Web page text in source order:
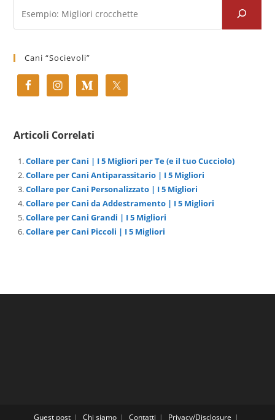
Cani “Socievoli”
Articoli Correlati
Collare per Cani | I 5 Migliori per Te (e il tuo Cucciolo)
Collare per Cani Antiparassitario | I 5 Migliori
Collare per Cani Personalizzato | I 5 Migliori
Collare per Cani da Addestramento | I 5 Migliori
Collare per Cani Grandi | I 5 Migliori
Collare per Cani Piccoli | I 5 Migliori
Guest post Chi siamo Contatti Privacy/Disclosure